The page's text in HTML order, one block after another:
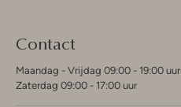
Contact
Maandag - Vrijdag 09:00 - 19:00 uur
Zaterdag 09:00 - 17:00 uur